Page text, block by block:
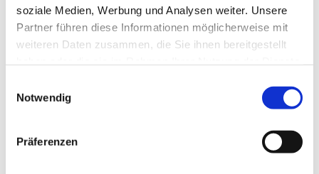
soziale Medien, Werbung und Analysen weiter. Unsere
Partner führen diese Informationen möglicherweise mit
weiteren Daten zusammen, die Sie ihnen bereitgestellt
Notwendig
Präferenzen
Öffnet die Übersicht als PDF in einem neuen Tab.
✅ Frei konfigurierbar
Du entscheidest, welche Ausstattung wirklich
Sinn macht – passend zu deinem Einsatz statt
zu einem Paket.
💶 Wirtschaftlich investieren